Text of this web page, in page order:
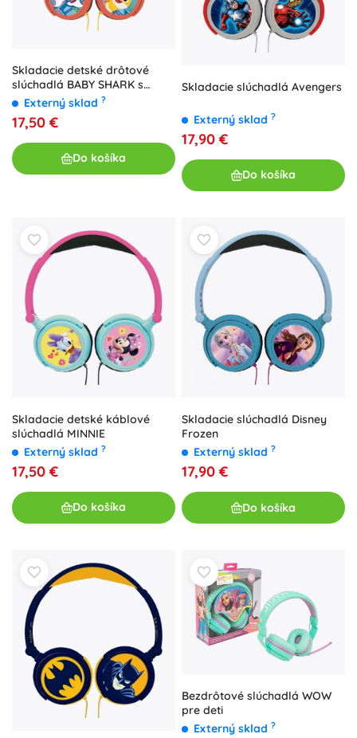
Skladacie detské drôtové
slúchadlá BABY SHARK s
obmedzením hlasitosti
Externý sklad ?
17,50 €
Do košíka
Skladacie slúchadlá Avengers
Externý sklad ?
17,90 €
Do košíka
Skladacie detské káblové
slúchadlá MINNIE
Externý sklad ?
17,50 €
Do košíka
Skladacie slúchadlá Disney
Frozen
Externý sklad ?
17,90 €
Do košíka
Bezdrôtové slúchadlá WOW
pre deti
Externý sklad ?